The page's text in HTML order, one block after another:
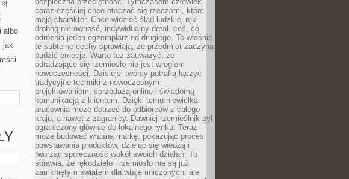
albo
jak
coraz częściej chce otaczać się rzeczami, które
mają charakter. Chce widzieć ślad ludzkiej ręki,
drobną nierówność, indywidualny detal, coś, co
odróżnia jeden egzemplarz od drugiego. To właśnie
te subtelne cechy sprawiają, że przedmiot zaczyna
budzić emocje. Warto też zauważyć, że
odradzające się rzemiosło nie jest wrogiem
nowoczesności. Dzisiejsi twórcy potrafią łączyć
tradycyjne techniki z nowoczesnym
projektowaniem, sprzedażą online i świadomą
komunikacją z klientem. Dzięki temu niewielka
pracownia może dotrzeć do odbiorców z całego
kraju, a nawet z zagranicy. Dawniej rzemieślnik był
ograniczony głównie do lokalnego rynku. Teraz
może budować własną markę, pokazując proces
powstawania produktów, dzieląc się wiedzą i
tworząc społeczność wokół swoich działań. To
sprawia, że rękodzieło i rzemiosło nie są już
zamkniętym światem dla wtajemniczonych, ale